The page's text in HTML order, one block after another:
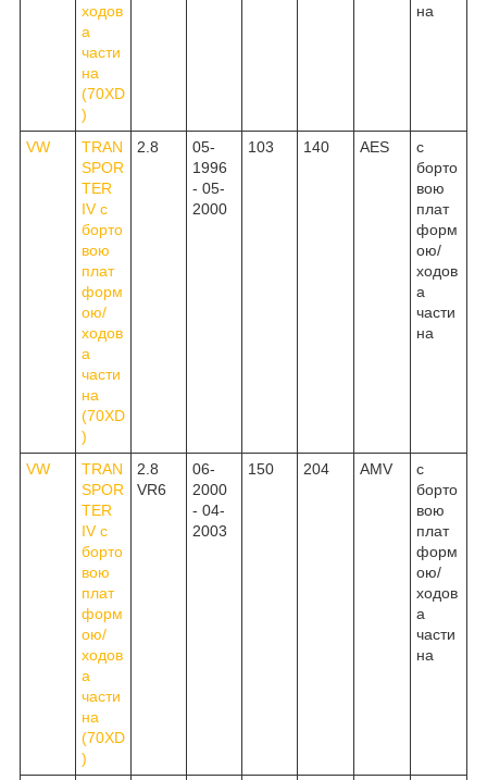
ходов
а
части
на
(70XD
)
на
VW
TRAN
SPOR
TER
IV c
борто
вою
плат
форм
ою/
ходов
а
части
на
(70XD
)
2.8
05-
1996
- 05-
2000
103 140 AES
c
борто
вою
плат
форм
ою/
ходов
а
части
на
VW
TRAN
SPOR
TER
IV c
борто
вою
плат
форм
ою/
ходов
а
части
на
(70XD
)
2.8
VR6
06-
2000
- 04-
2003
150 204 AMV
c
борто
вою
плат
форм
ою/
ходов
а
части
на